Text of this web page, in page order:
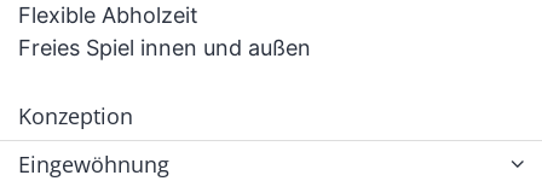
Flexible Abholzeit
Freies Spiel innen und außen
Konzeption
Eingewöhnung